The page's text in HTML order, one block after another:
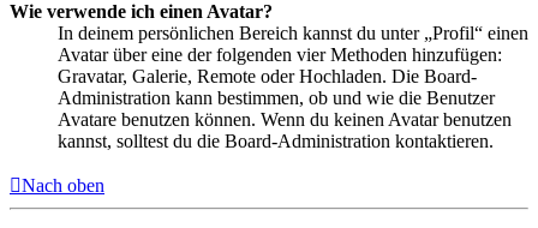
Wie verwende ich einen Avatar?
In deinem persönlichen Bereich kannst du unter „Profil“ einen
Avatar über eine der folgenden vier Methoden hinzufügen:
Gravatar, Galerie, Remote oder Hochladen. Die Board-
Administration kann bestimmen, ob und wie die Benutzer
Avatare benutzen können. Wenn du keinen Avatar benutzen
kannst, solltest du die Board-Administration kontaktieren.
Nach oben